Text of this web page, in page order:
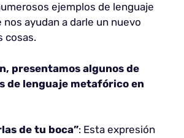
ejemplos de lenguaje
ayudan a darle un nuevo
cosas.
presentamos algunos de
de lenguaje metafórico en
de tu boca”: Esta expresión